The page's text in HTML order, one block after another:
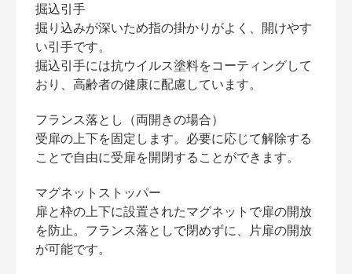
掘込引手
掘り込みが深いため指の掛かりがよく、開けやす
い引手です。
掘込引手には抗ウイルス塗料をコーティングして
おり、高齢者の健康に配慮しています。
フランス落とし（両開きの場合）
受扉の上下を固定します。必要に応じて解除する
ことで自由に受扉を開閉することができます。
マグネットストッパー
扉と枠の上下に設置されたマグネットで扉の開放
を防止。フランス落としで閉めずに、片扉の開放
が可能です。